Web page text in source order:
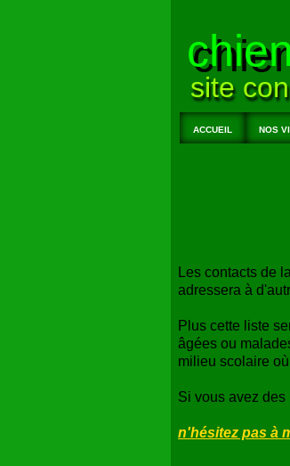
site
ACCUEIL NOS
Les contacts de
adressera à
Plus cette liste
âgées ou
milieu scolaire
Si vous avez
n'hésitez pas à